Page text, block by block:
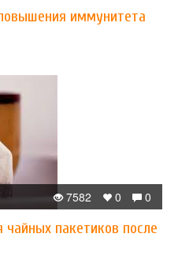
иммунитета
0
0
7582
чайных пакетиков после